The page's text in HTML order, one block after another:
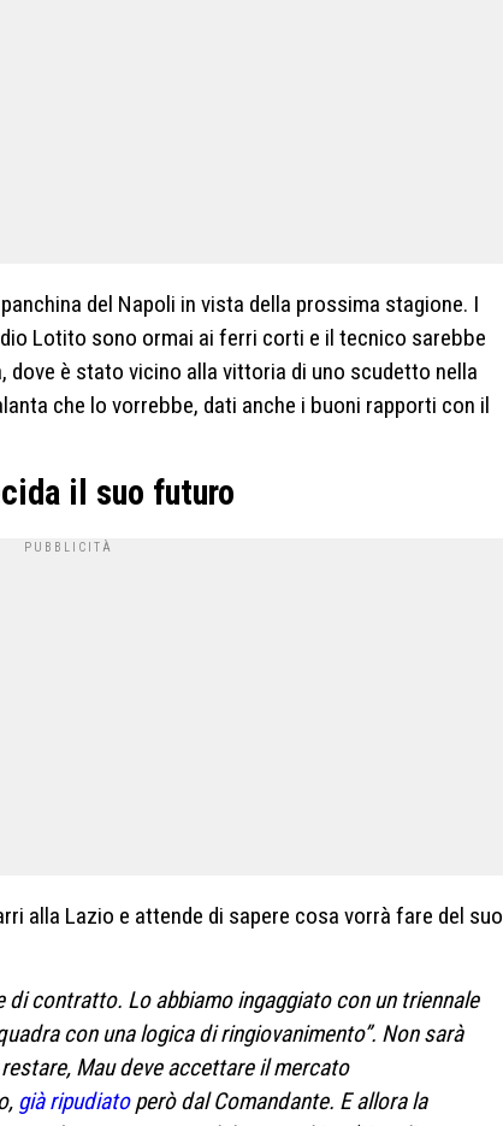
del Napoli in vista della prossima stagione. I
Lotito sono ormai ai ferri corti e il tecnico sarebbe
dove è stato vicino alla vittoria di uno scudetto nella
che lo vorrebbe, dati anche i buoni rapporti con il
il suo futuro
alla Lazio e attende di sapere cosa vorrà fare del suo
di contratto. Lo abbiamo ingaggiato con un triennale
con una logica di ringiovanimento”. Non sarà
Mau deve accettare il mercato
già ripudiatoperò dal Comandante. E allora la